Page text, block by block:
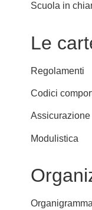
Scuola in
Le
Regolamenti
Codici
Assicurazione
Modulistica
Organigramma